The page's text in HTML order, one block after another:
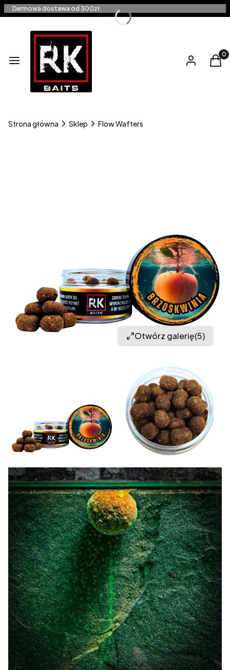
Darmowa dostawa od 300zł.
Menu Zaloguj się
Strona główna Sklep Flow Wafters
Otwórz galerię(5)